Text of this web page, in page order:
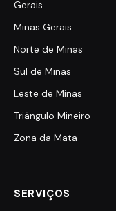
Gerais
Minas Gerais
Norte de Minas
Sul de Minas
Leste de Minas
Triângulo Mineiro
Zona da Mata
SERVIÇOS